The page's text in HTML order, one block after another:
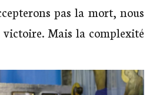
pas la mort, nous
Mais la complexité